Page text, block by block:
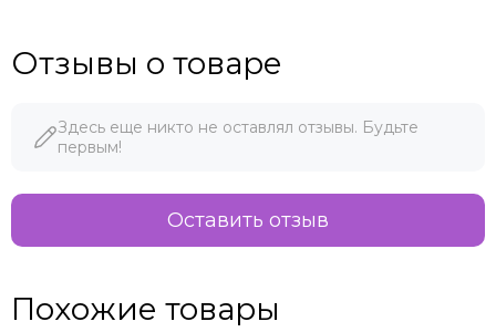
Отзывы о товаре
Здесь еще никто не оставлял отзывы. Будьте
первым!
Оставить отзыв
Похожие товары